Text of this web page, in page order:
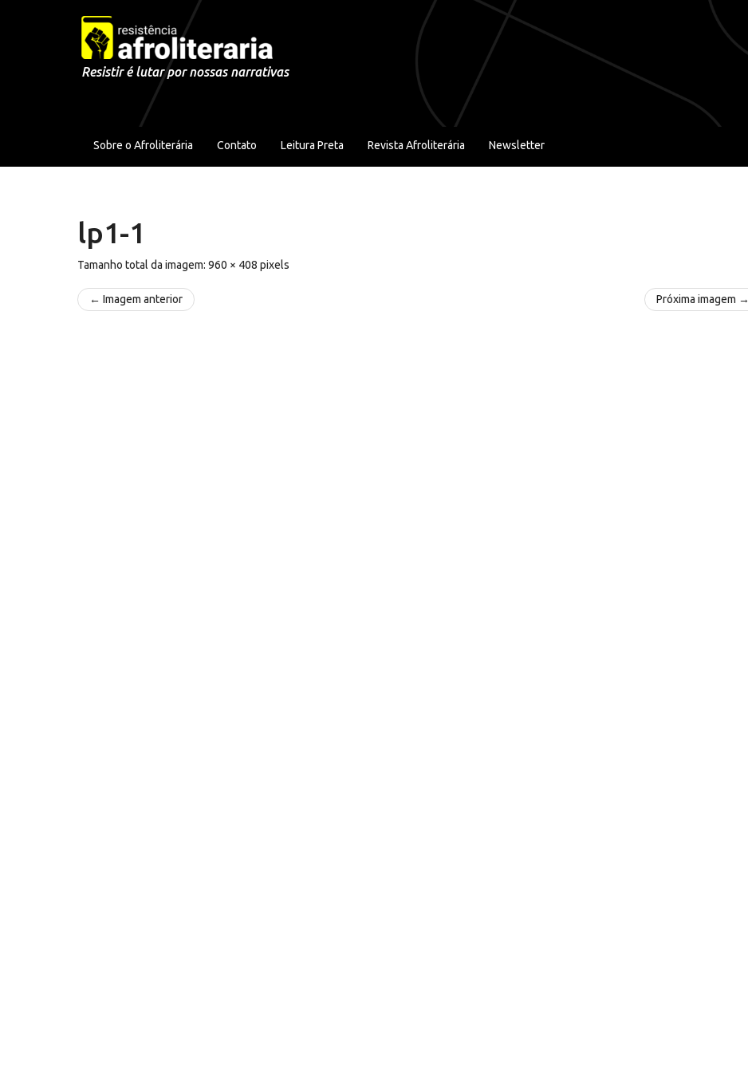
Pular para o conteúdo
Resistir é lutar por nossas narrativas
Sobre o Afroliterária Contato Leitura Preta Revista Afroliterária Newsletter
lp1-1
Tamanho total da imagem: 960 × 408 pixels
← Imagem anterior Próxima imagem →